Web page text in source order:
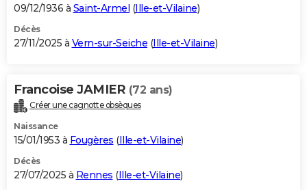
09/12/1936 à Saint-Armel (Ille-et-Vilaine)
Décès
27/11/2025 à Vern-sur-Seiche (Ille-et-Vilaine)
Francoise JAMIER (72 ans)
Créer une cagnotte obsèques
Naissance
15/01/1953 à Fougères (Ille-et-Vilaine)
Décès
27/07/2025 à Rennes (Ille-et-Vilaine)